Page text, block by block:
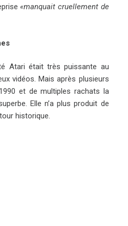
«manquait cruellement de
Atari était très puissante au
vidéos. Mais après plusieurs
et de multiples rachats la
Elle n’a plus produit de
historique.